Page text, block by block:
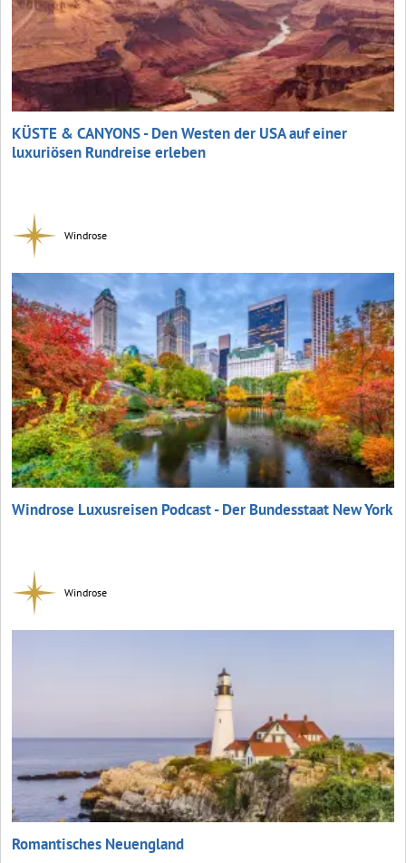
KÜSTE & CANYONS - Den Westen der USA auf einer
luxuriösen Rundreise erleben
Windrose
Windrose Luxusreisen Podcast - Der Bundesstaat New York
Windrose
Romantisches Neuengland